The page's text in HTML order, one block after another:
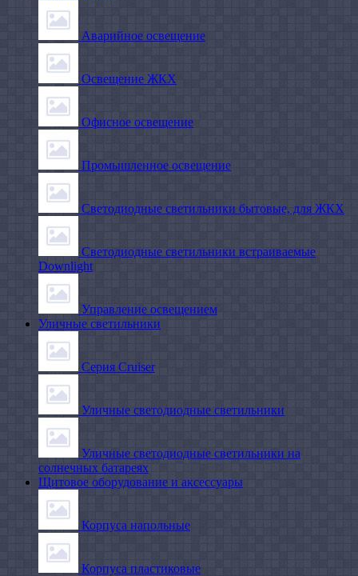
Аварийное освещение
Освещение ЖКХ
Офисное освещение
Промышленное освещение
Светодиодные светильники бытовые, для ЖКХ
Светодиодные светильники встраиваемые
Downlight
Управление освещением
Уличные светильники
Серия Cruiser
Уличные светодиодные светильники
Уличные светодиодные светильники на
солнечных батареях
Щитовое оборудование и аксессуары
Корпуса напольные
Корпуса пластиковые